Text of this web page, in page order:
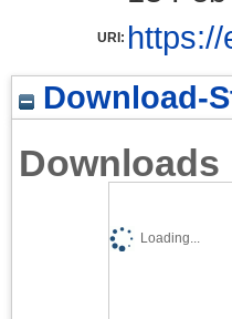
URI:
Download-
Downloads
Loading...